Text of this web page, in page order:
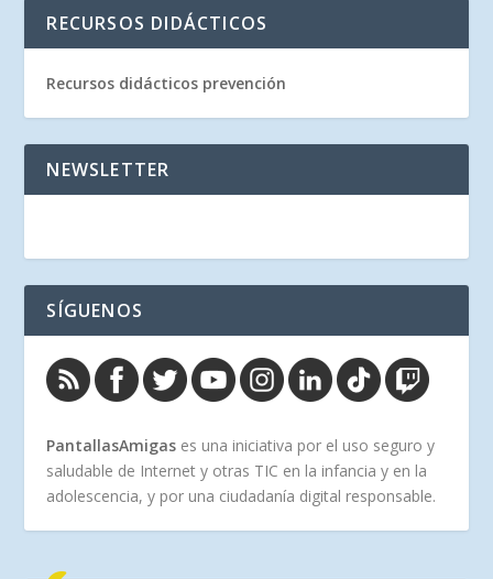
RECURSOS DIDÁCTICOS
Recursos didácticos prevención
NEWSLETTER
SÍGUENOS
PantallasAmigas es una iniciativa por el uso seguro y
saludable de Internet y otras TIC en la infancia y en la
adolescencia, y por una ciudadanía digital responsable.